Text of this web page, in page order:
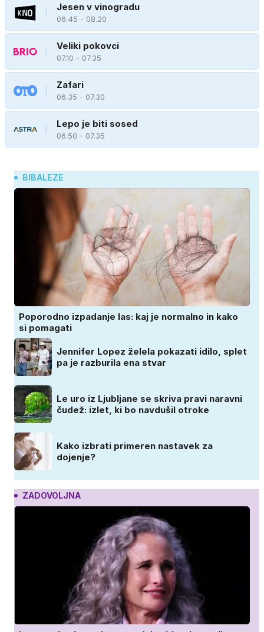
Jesen v vinogradu
06.45 - 08.20
Veliki pokovci
07.10 - 07.35
Zafari
06.35 - 07.30
Lepo je biti sosed
06.50 - 07.35
BIBALEZE
Poporodno izpadanje las: kaj je normalno in kako
si pomagati
Jennifer Lopez želela pokazati idilo, splet
pa je razburila ena stvar
Le uro iz Ljubljane se skriva pravi naravni
čudež: izlet, ki bo navdušil otroke
Kako izbrati primeren nastavek za
dojenje?
ZADOVOLJNA